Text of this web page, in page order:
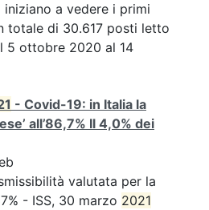
iniziano a vedere i primi
totale di 30.617 posti letto
5 ottobre 2020 al 14
- Covid-19: in Italia la
all’86,7% Il 4,0% dei
valutata per la
- ISS, 30 marzo 2021